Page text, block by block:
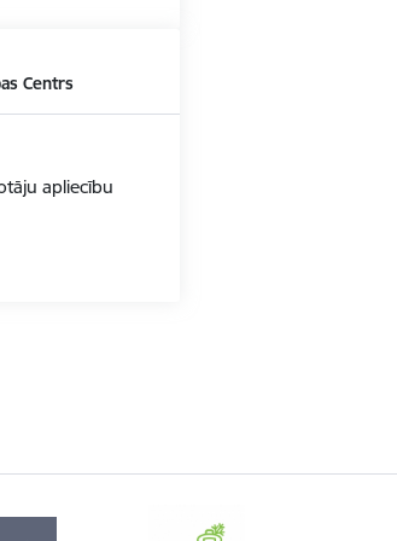
Centrs
apliecību